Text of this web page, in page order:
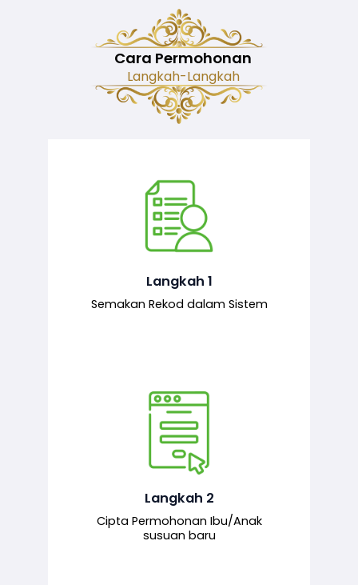
Cara Permohonan
Langkah-Langkah
Langkah 1
Semakan Rekod dalam Sistem
Semakan ke atas sejarah permohonan
yang pernah dibuat oleh pemohon,
Langkah 2
Cipta Permohonan Ibu/Anak
susuan baru
Pemohon mengisi borang
permohonan bagi pendaftaran
baharu melalui sistem.